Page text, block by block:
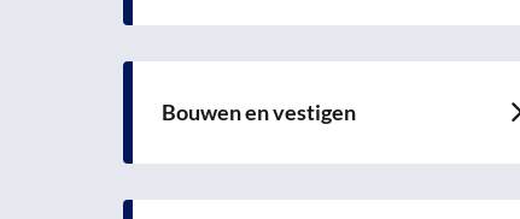
Bouwen en vestigen
Lees